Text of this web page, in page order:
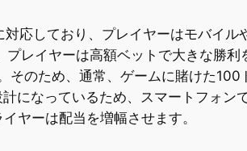
応しており、プレイヤーはモバイ
レイヤーは高額ベットで大きな勝
そのため、通常、ゲームに賭けた
になっているため、スマートフォン
ヤーは配当を増幅させます。